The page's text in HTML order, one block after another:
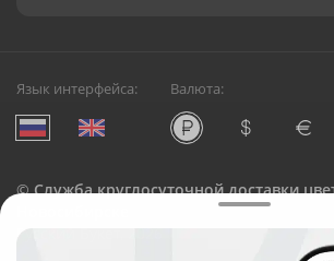
Язык интерфейса: Валюта:
©Служба круглосуточной доставки
Русский Букет, 2026